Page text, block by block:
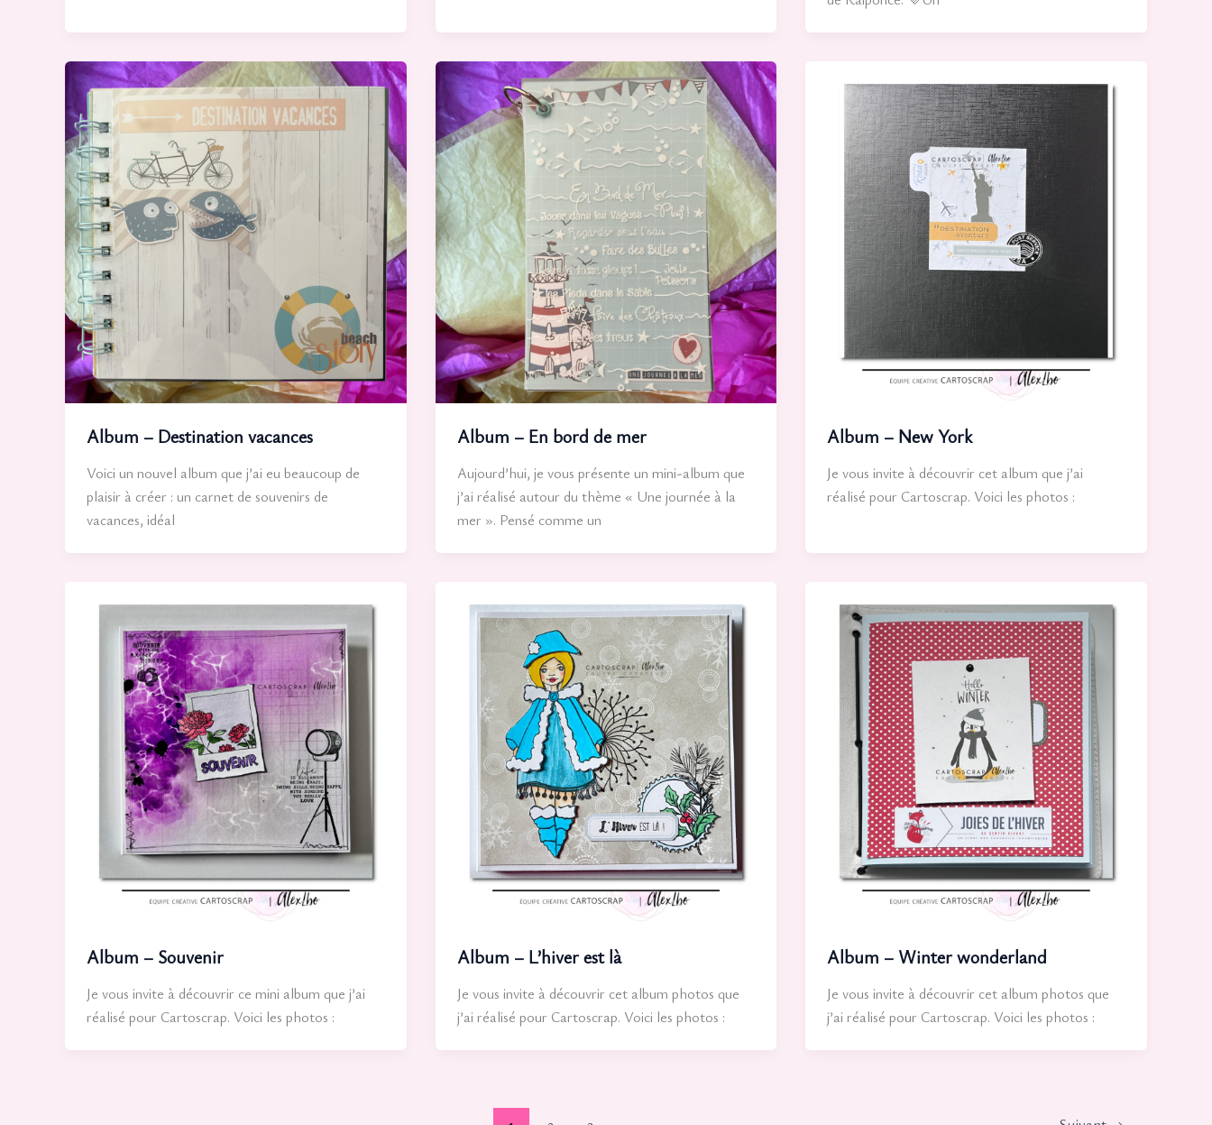
Album – Destination vacances
Voici un nouvel album que j’ai eu beaucoup de
plaisir à créer : un carnet de souvenirs de
vacances, idéal
Album – En bord de mer
Aujourd’hui, je vous présente un mini-album que
j’ai réalisé autour du thème « Une journée à la
mer ». Pensé comme un
Album – New York
Je vous invite à découvrir cet album que j’ai
réalisé pour Cartoscrap. Voici les photos :
Album – Souvenir
Je vous invite à découvrir ce mini album que j’ai
réalisé pour Cartoscrap. Voici les photos :
Album – L’hiver est là
Je vous invite à découvrir cet album photos que
j’ai réalisé pour Cartoscrap. Voici les photos :
Album – Winter wonderland
Je vous invite à découvrir cet album photos que
j’ai réalisé pour Cartoscrap. Voici les photos :